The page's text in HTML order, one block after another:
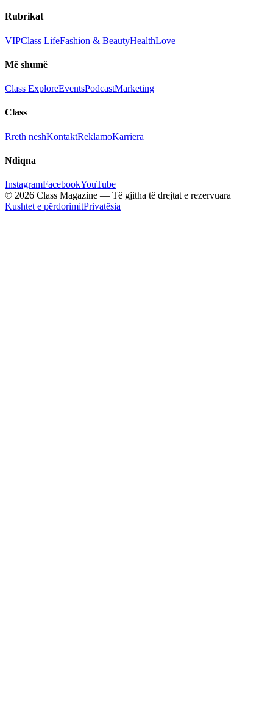
Rubrikat
VIPClass LifeFashion & BeautyHealthLove
Më shumë
Class ExploreEventsPodcastMarketing
Class
Rreth neshKontaktReklamoKarriera
Ndiqna
InstagramFacebookYouTube
© 2026 Class Magazine — Të gjitha të drejtat e rezervuara
Kushtet e përdorimitPrivatësia